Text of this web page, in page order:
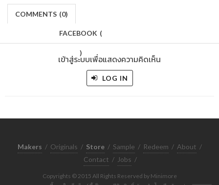
COMMENTS (0)
FACEBOOK (
)
เข้าสู่ระบบเพื่อแสดงความคิดเห็น
LOG IN
Makers / Originals / Store / Sample / Redeem / About /
Contact / Jobs /
Copyrights © 2015 All Rights Reserved by Minimore